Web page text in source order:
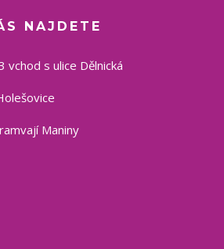
NAJDETE
vchod s ulice Dělnická
Maniny